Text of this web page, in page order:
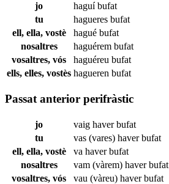
jo haguíbufat
tu
hagueres bufat
ell, ella, vostè
hagué bufat
nosaltres
haguérem bufat
vosaltres, vós
haguéreu bufat
ells, elles, vostès hagueren bufat
Passat anterior perifràstic
jo vaig haverbufat
tu
vas (vares) haverbufat
ell, ella, vostè
va haverbufat
nosaltres
vam (vàrem) haverbufat
vosaltres, vós
vau (vàreu) haverbufat